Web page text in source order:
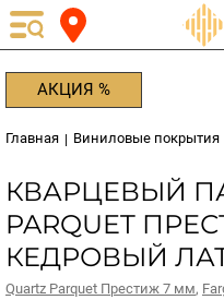
АКЦИЯ %
Главная | Виниловые покрытия
КВАРЦЕВЫЙ
PARQUET
КЕДРОВЫЙ
Quartz Parquet Престиж 7 мм,